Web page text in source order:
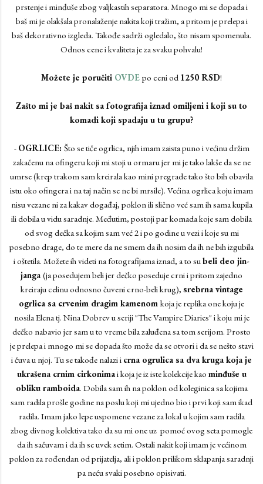
prstenje i minđuše zbog valjkastih separatora. Mnogo mi se dopada i
baš mi je olakšala pronalaženje nakita koji tražim, a pritom je prelepa i
baš dekorativno izgleda. Takođe sadrži ogledalo, što nisam spomenula.
Odnos cene i kvaliteta je za svaku pohvalu!
Možete je poručiti OVDE po ceni od 1250 RSD!
Zašto mi je baš nakit sa fotografija iznad omiljeni i koji su to
komadi koji spadaju u tu grupu?
- OGRLICE: Što se tiče ogrlica, njih imam zaista puno i većinu držim
zakačenu na ofingeru koji mi stoji u ormaru jer mi je tako lakše da se ne
umrse (krep trakom sam kreirala kao mini pregrade tako što bih obavila
istu oko ofingera i na taj način se ne bi mrsile). Većina ogrlica koju imam
nisu vezane ni za kakav događaj, poklon ili slično već sam ih sama kupila
ili dobila u vidu saradnje. Međutim, postoji par komada koje sam dobila
od svog dečka sa kojim sam već 2 i po godine u vezi i koje su mi
posebno drage, do te mere da ne smem da ih nosim da ih ne bih izgubila
i oštetila. Možete ih videti na fotografijama iznad, a to su beli deo jin-
janga (ja posedujem beli jer dečko poseduje crni i pritom zajedno
kreiraju celinu odnosno čuveni crno-beli krug), srebrna vintage
ogrlica sa crvenim dragim kamenom koja je replika one koju je
nosila Elena tj. Nina Dobrev u seriji "The Vampire Diaries" i koju mi je
dečko nabavio jer sam u to vreme bila zaluđena sa tom serijom. Prosto
je prelepa i mnogo mi se dopada što može da se otvori i da se nešto stavi
i čuva u njoj. Tu se takođe nalazi i crna ogrulica sa dva kruga koja je
ukrašena crnim cirkonimai koja je iz iste kolekcije kao minđuše u
obliku ramboida. Dobila sam ih na poklon od koleginica sa kojima
sam radila prošle godine na poslu koji mi ujedno bio i prvi koji sam ikad
radila. Imam jako lepe uspomene vezane za lokal u kojim sam radila
zbog divnog kolektiva tako da su mi one uz pomoć ovog seta pomogle
da ih sačuvam i da ih se uvek setim. Ostali nakit koji imam je većinom
poklon za rođendan od prijatelja, ali i poklon prilikom sklapanja saradnji
pa neću svaki posebno opisivati.